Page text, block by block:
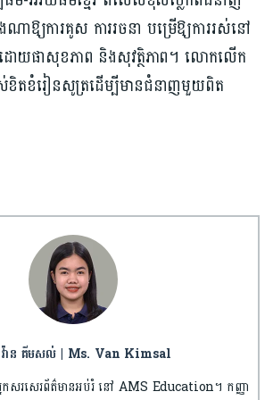
ាឱ្យការគូស ការរចនា បម្រើឱ្យការរស់នៅ
ោយផាសុខភាព និងសុវត្ថិភាព។ លោកលើក
ខិតខំរៀនសូត្រដើម្បីមានជំនាញមួយពិត
វ៉ាន គីមសល់ | Ms. Van Kimsal
កសរសេរព័ត៌មានអប់រំ នៅ AMS Education។ កញ្ញា